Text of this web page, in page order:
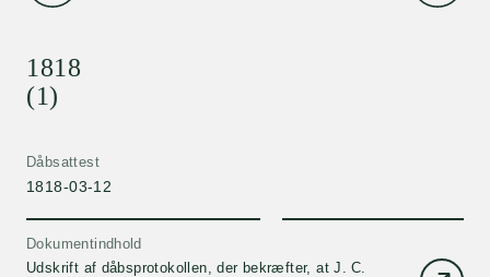
1818
(1)
Dåbsattest
1818-03-12
Dokumentindhold
Udskrift af dåbsprotokollen, der bekræfter, at J. C.